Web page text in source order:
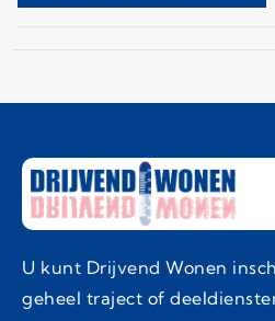
U kunt Drijvend Wonen
geheel traject of